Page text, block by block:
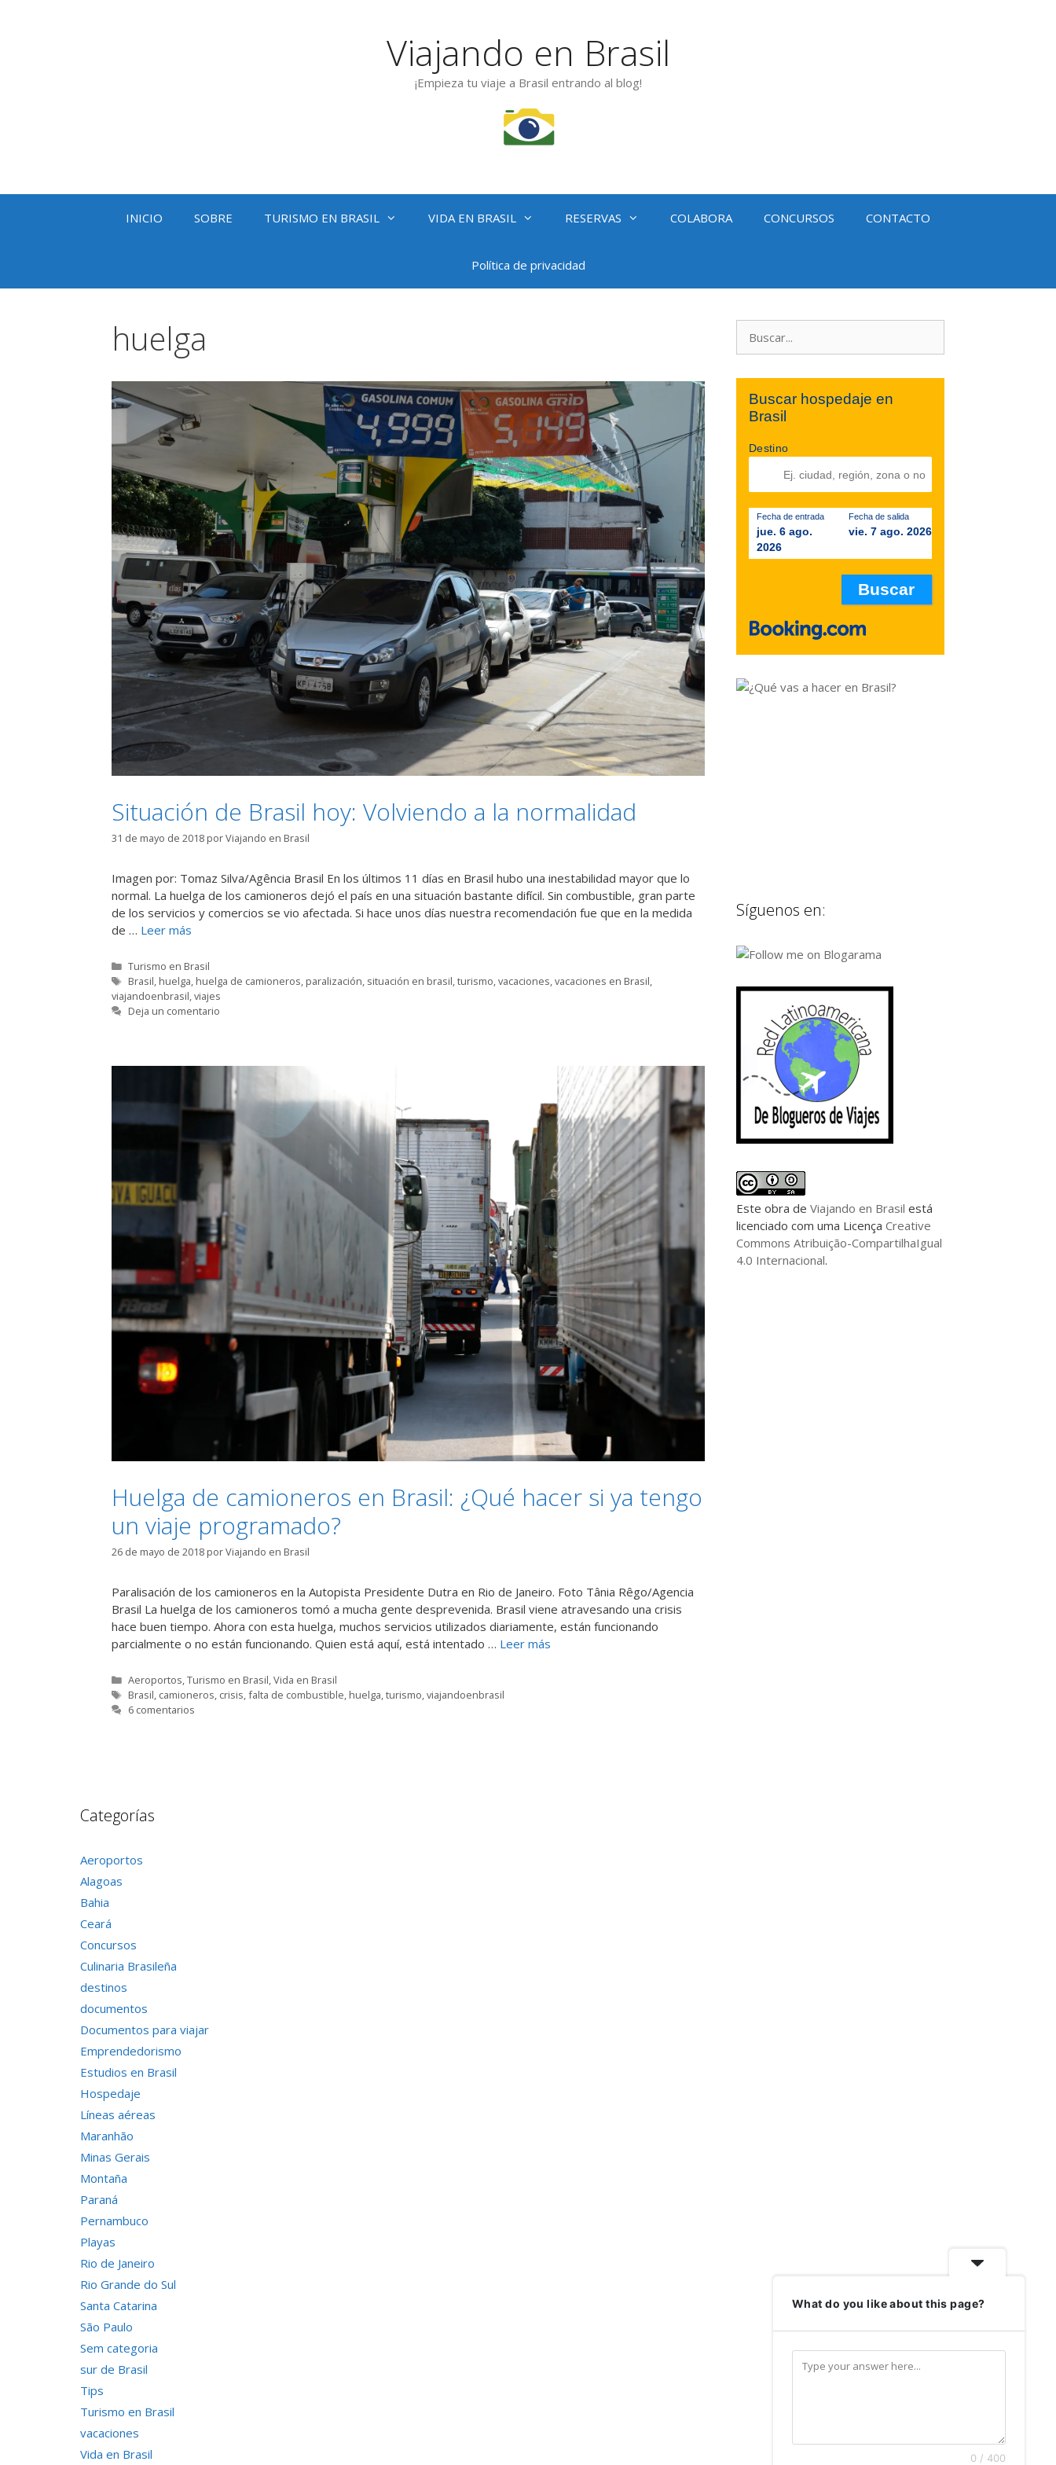
Viajando en Brasil
¡Empieza tu viaje a Brasil entrando al blog!
INICIO SOBRE TURISMO EN BRASIL VIDA EN BRASIL RESERVAS COLABORA CONCURSOS CONTACTO
Política de privacidad
huelga
Situación de Brasil hoy: Volviendo a la normalidad
31 de mayo de 2018 porViajando en Brasil
Imagen por: Tomaz Silva/Agência Brasil En los últimos 11 días en Brasil hubo una inestabilidad mayor que lo
normal. La huelga de los camioneros dejó el país en una situación bastante difícil. Sin combustible, gran parte
de los servicios y comercios se vio afectada. Si hace unos días nuestra recomendación fue que en la medida
de … Leer más
Categorías
Turismo en Brasil
Etiquetas
Brasil, huelga, huelga de camioneros, paralización, situación en brasil,turismo,vacaciones,vacaciones en Brasil,
viajandoenbrasil,viajes
Deja un comentario
Huelga de camioneros en Brasil: ¿Qué hacer si ya tengo
un viaje programado?
26 de mayo de 2018 porViajando en Brasil
Paralisación de los camioneros en la Autopista Presidente Dutra en Rio de Janeiro. Foto Tânia Rêgo/Agencia
Brasil La huelga de los camioneros tomó a mucha gente desprevenida. Brasil viene atravesando una crisis
hace buen tiempo. Ahora con esta huelga, muchos servicios utilizados diariamente, están funcionando
parcialmente o no están funcionando. Quien está aquí, está intentado … Leer más
Categorías
Aeroportos Turismo en Brasil Vida en Brasil
Etiquetas
Brasil camioneros crisis falta de combustible huelga turismo viajandoenbrasil
6 comentarios
Buscar hospedaje en
Brasil
Destino
Fecha de entrada
jue. 6 ago.
2026
Fecha de salida
vie. 7 ago. 2026
Síguenos en:
Este obra de Viajando en Brasil está
licenciado com uma Licença Creative
Commons Atribuição-CompartilhaIgual
4.0 Internacional.
Categorías
Aeroportos
Alagoas
Bahia
Ceará
Concursos
Culinaria Brasileña
destinos
documentos
Documentos para viajar
Emprendedorismo
Estudios en Brasil
Hospedaje
Líneas aéreas
Maranhão
Minas Gerais
Montaña
Paraná
Pernambuco
Playas
Rio de Janeiro
Rio Grande do Sul
Santa Catarina
São Paulo
Sem categoria
sur de Brasil
Tips
Turismo en Brasil
vacaciones
Vida en Brasil
What do you like about this page?
0 / 400